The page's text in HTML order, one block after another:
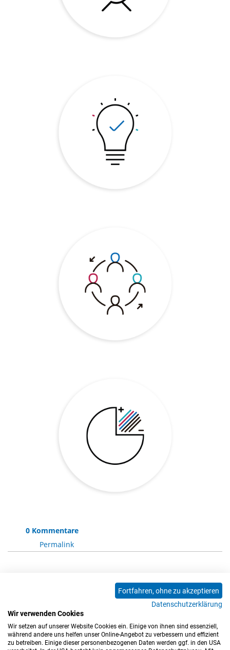
0 Kommentare
Permalink
Die Kommentarfunktion ist für diesen Artikel
0 Kommentare
Fortfahren, ohne zu akzeptieren
Datenschutzerklärung
Wir verwenden Cookies
Wir setzen auf unserer Website Cookies ein. Einige von ihnen sind essenziell,
während andere uns helfen unser Online-Angebot zu verbessern und effizient
zu betreiben. Einige dieser personenbezogenen Daten werden ggf. in den USA